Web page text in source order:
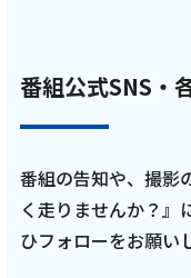
番組公式SNS・
番組の告知や、撮影
く走りませんか？』
ひフォローをお願い